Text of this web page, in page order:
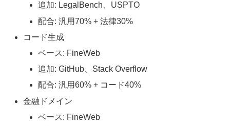
追加: LegalBench、USPTO
配合: 汎用70% + 法律30%
コード生成
ベース: FineWeb
追加: GitHub、Stack Overflow
配合: 汎用60% + コード40%
金融ドメイン
ベース: FineWeb